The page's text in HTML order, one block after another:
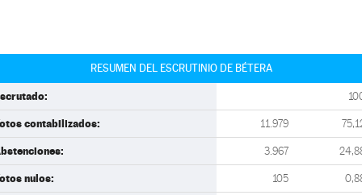
RESUMEN DEL ESCRUTINIO DE BÉTERA
contabilizados: 11.979
3.967
nulos: 105